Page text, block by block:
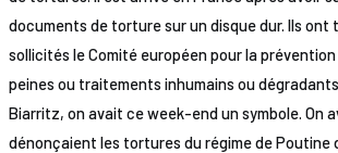
documents de torture sur un disque dur. Ils ont
sollicités le Comité européen pour la
peines ou traitements inhumains ou
Biarritz, on avait ce week-end un symbole. On
dénonçaient les tortures du régime de Poutine